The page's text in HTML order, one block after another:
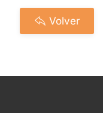
Volver